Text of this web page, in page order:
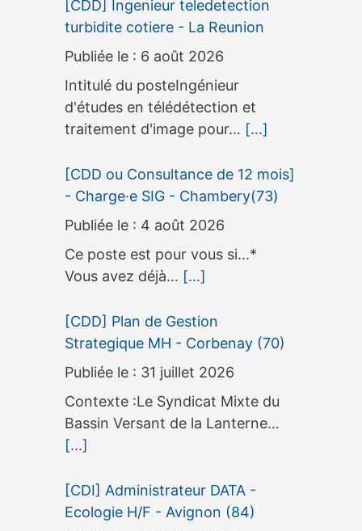
[CDD] Ingenieur teledetection
turbidite cotiere - La Reunion
6 août 2026
Intitulé du posteIngénieur
d'études en télédétection et
traitement d'image pour… [...]
[CDD ou Consultance de 12 mois]
- Charge·e SIG - Chambery(73)
4 août 2026
Ce poste est pour vous si...*
Vous avez déjà… [...]
[CDD] Plan de Gestion
Strategique MH - Corbenay (70)
31 juillet 2026
Contexte :Le Syndicat Mixte du
Bassin Versant de la Lanterne…
[...]
[CDI] Administrateur DATA -
Ecologie H/F - Avignon (84)